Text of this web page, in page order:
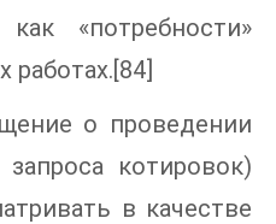
«потребности»
работах.[84]
о проведении
запроса котировок)
в качестве